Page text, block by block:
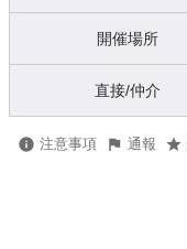
開催場所
直接/仲介
注意事項 通報